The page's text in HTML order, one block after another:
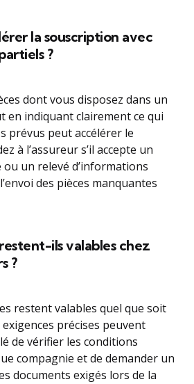
la souscription avec
?
dont vous disposez dans un
en indiquant clairement ce qui
prévus peut accélérer le
à l’assureur s’il accepte un
un relevé d’informations
des pièces manquantes
ils valables chez
?
restent valables quel que soit
exigences précises peuvent
de vérifier les conditions
compagnie et de demander un
documents exigés lors de la